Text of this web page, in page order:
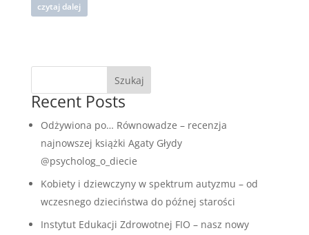
czytaj dalej
Szukaj
Recent Posts
Odżywiona po… Równowadze – recenzja
najnowszej książki Agaty Głydy
@psycholog_o_diecie
Kobiety i dziewczyny w spektrum autyzmu – od
wczesnego dzieciństwa do późnej starości
Instytut Edukacji Zdrowotnej FIO – nasz nowy